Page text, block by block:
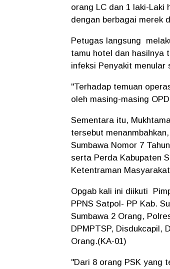
orang LC dan 1 laki-Laki
dengan berbagai merek
Petugas langsung
tamu hotel dan hasilnya
infeksi Penyakit menular
"Terhadap temuan
oleh masing-masing
Sementara itu,
tersebut
Sumbawa Nomor 7
serta ⁠Perda Kabupaten
Ketentraman
Opgab kali ini diikuti
PPNS Satpol- PP Kab.
Sumbawa 2 Orang,
DPMPTSP, Disdukcapil,
Orang.(KA-01)
"Dari 8 orang PSK yang